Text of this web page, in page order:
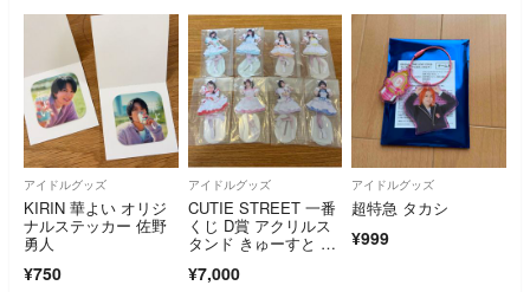
アイドルグッズ
KIRIN 華よい オリジ
ナルステッカー 佐野
勇人
¥750
アイドルグッズ
CUTIE STREET 一番
くじ D賞 アクリルス
タンド きゅーすと ア
彩乃 川本笑瑠 桜庭遥
¥7,000
アイドルグッズ
超特急 タカシ
¥999